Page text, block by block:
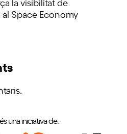
al Space Economy
una iniciativa de: